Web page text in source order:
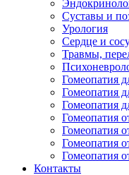
Суставы и
Урология
Сердце и
Травмы,
Гомеопатия
Гомеопатия
Гомеопатия
Гомеопатия
Гомеопатия
Гомеопатия
Гомеопатия
Контакты